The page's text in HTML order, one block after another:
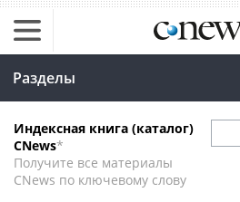
Разделы
Индексная книга (каталог)
CNews*
Получите все материалы
CNews по ключевому слову